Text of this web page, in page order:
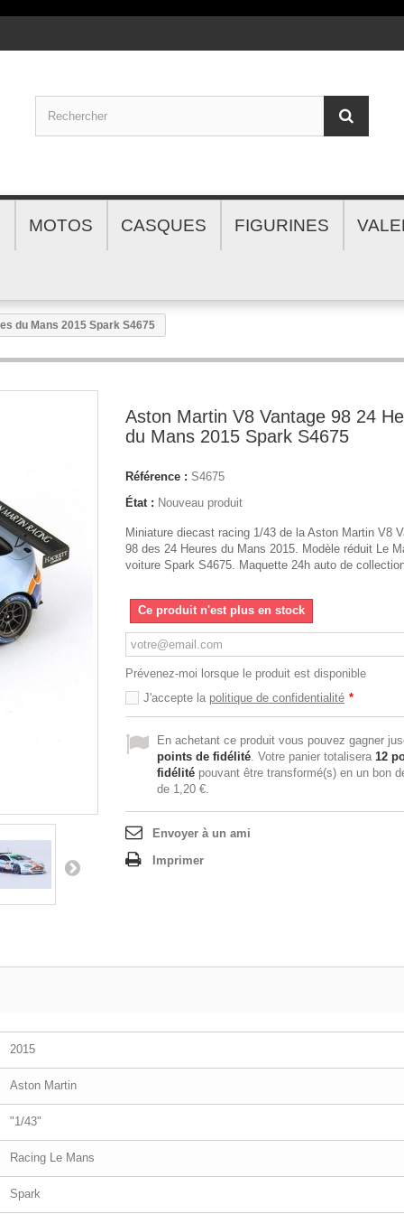
MOTOS CASQUES FIGURINES
du Mans 2015 Spark S4675
Aston Martin V8 Vantage 98 24
du Mans 2015 Spark S4675
Référence : S4675
État : Nouveau produit
Miniature diecast racing 1/43 de la Aston Martin V8
98 des 24 Heures du Mans 2015. Modèle réduit Le
voiture Spark S4675. Maquette 24h auto de
Ce produit n'est plus en stock
Prévenez-moi lorsque le produit est disponible
J'accepte la politique de confidentialité *
En achetant ce produit vous pouvez gagner
points de fidélité. Votre panier totalisera 12
fidélité pouvant être transformé(s) en un bon
de 1,20 €.
Envoyer à un ami
Imprimer
2015
Aston Martin
"1/43"
Racing Le Mans
Spark